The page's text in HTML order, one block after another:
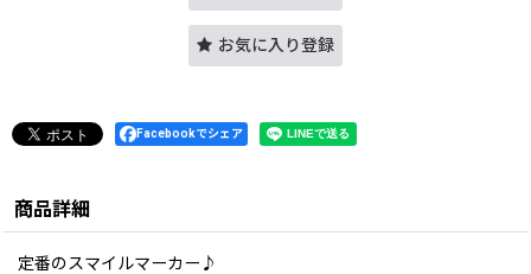
お気に入り登録
Facebookでシェア
商品詳細
定番のスマイルマーカー♪